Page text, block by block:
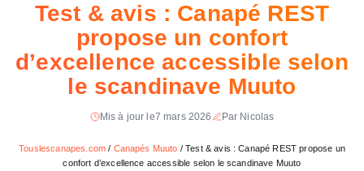
Test & avis : Canapé REST
propose un confort
d’excellence accessible selon
le scandinave Muuto
Mis à jour le7 mars 2026 Par Nicolas
Touslescanapes.com / Canapés Muuto /Test & avis : Canapé REST propose un
confort d’excellence accessible selon le scandinave Muuto